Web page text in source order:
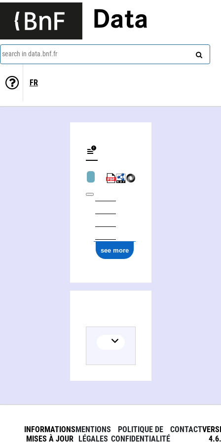
Data
search in data.bnf.fr
FR
see more
INFORMATIONS
MISES À JOUR
MENTIONS
LÉGALES
POLITIQUE DE
CONFIDENTIALITÉ
CONTACT